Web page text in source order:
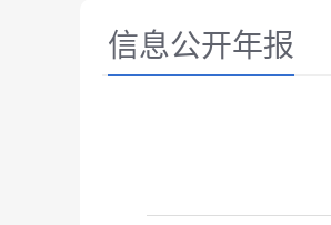
信息公开年报